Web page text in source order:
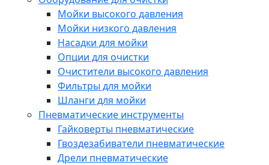
Мойки высокого давления
Мойки низкого давления
Насадки для мойки
Опции для очистки
Очистители высокого давления
Фильтры для мойки
Шланги для мойки
Пневматические инструменты
Гайковерты пневматические
Гвоздезабиватели пневматические
Дрели пневматические